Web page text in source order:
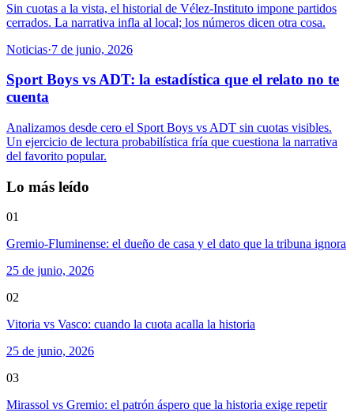
Sin cuotas a la vista, el historial de Vélez-Instituto impone partidos
cerrados. La narrativa infla al local; los números dicen otra cosa.
Noticias·7 de junio, 2026
Sport Boys vs ADT: la estadística que el relato no te
cuenta
Analizamos desde cero el Sport Boys vs ADT sin cuotas visibles.
Un ejercicio de lectura probabilística fría que cuestiona la narrativa
del favorito popular.
Lo más leído
01
Gremio-Fluminense: el dueño de casa y el dato que la tribuna ignora
25 de junio, 2026
02
Vitoria vs Vasco: cuando la cuota acalla la historia
25 de junio, 2026
03
Mirassol vs Gremio: el patrón áspero que la historia exige repetir